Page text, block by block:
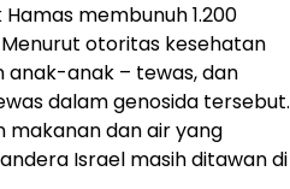
membunuh 1.200
otoritas kesehatan
anak-anak – tewas, dan
dalam genosida tersebut.
makanan dan air yang
Israel masih ditawan di